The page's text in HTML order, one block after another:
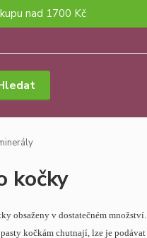
nad 1700 Kč
kočky
obsaženy v dostatečném
kočkám chutnají, lze je